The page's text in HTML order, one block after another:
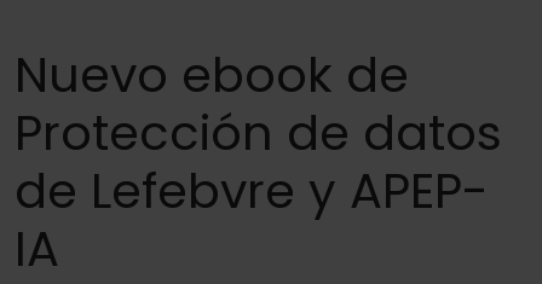
Nuevo ebook de
Protección de datos
de Lefebvre y APEP-
IA